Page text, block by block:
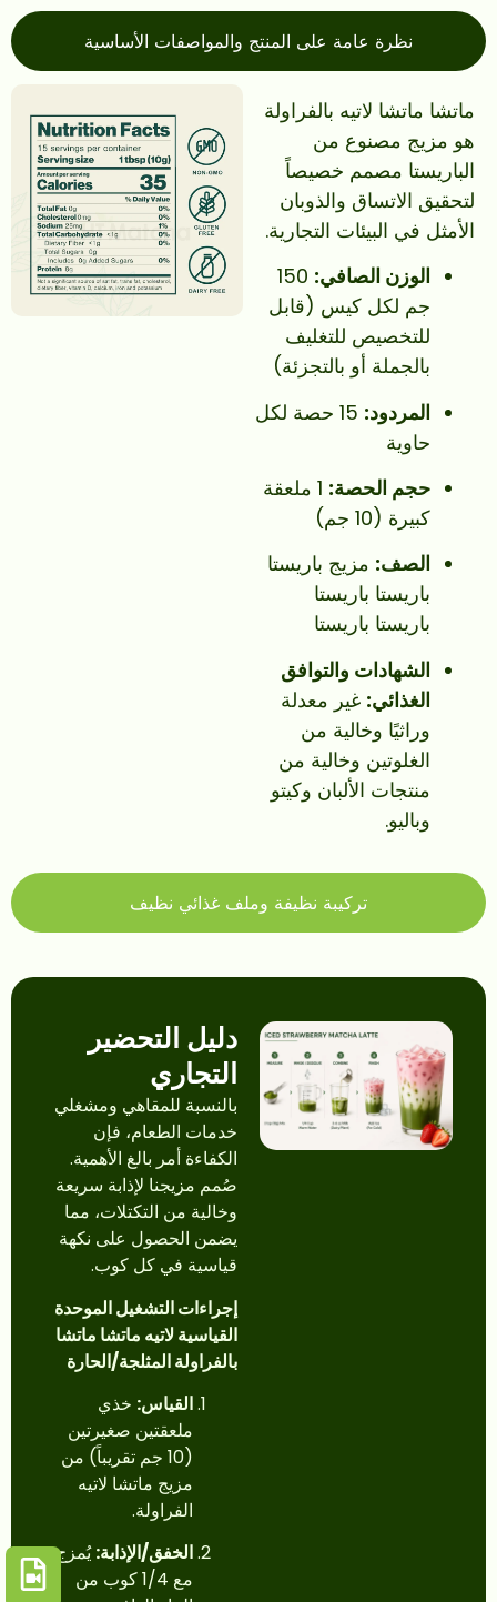
نظرة عامة على المنتج والمواصفات الأساسية
تركيبة نظيفة وملف غذائي نظيف
ماتشا ماتشا لاتيه بالفراولة
هو مزيج مصنوع من
الباريستا مصمم خصيصاً
لتحقيق الاتساق والذوبان
الأمثل في البيئات التجارية.
الوزن الصافي: 150
جم لكل كيس (قابل
للتخصيص للتغليف
بالجملة أو بالتجزئة)
المردود:
15 حصة لكل
حاوية
حجم الحصة:
1 ملعقة
كبيرة (10 جم)
الصف: مزيج باريستا
باريستا باريستا
باريستا باريستا
الشهادات والتوافق
الغذائي: غير معدلة
وراثيًا وخالية من
الغلوتين وخالية من
منتجات الألبان وكيتو
وباليو.
دليل التحضير
التجاري
بالنسبة للمقاهي ومشغلي
خدمات الطعام، فإن
الكفاءة أمر بالغ الأهمية.
صُمم مزيجنا لإذابة سريعة
وخالية من التكتلات، مما
يضمن الحصول على نكهة
قياسية في كل كوب.
إجراءات التشغيل الموحدة
القياسية لاتيه ماتشا ماتشا
بالفراولة المثلجة/الحارة
القياس: خذي
ملعقتين صغيرتين
(10 جم تقريباً) من
مزيج ماتشا لاتيه
الفراولة.
الخفق/الإذابة:يُمزج
مع 1/4 كوب من